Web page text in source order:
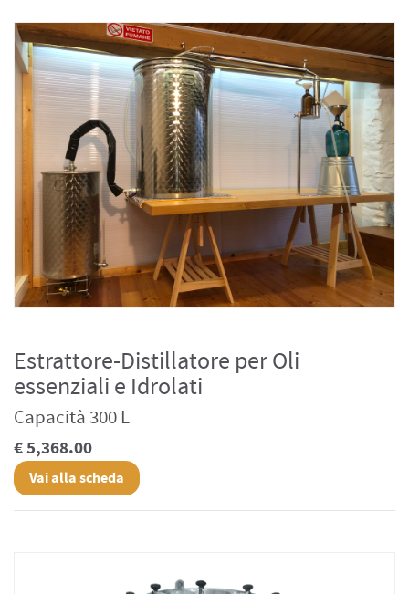
Estrattore-Distillatore per Oli
essenziali e Idrolati
Capacità 300 L
€ 5,368.00
Vai alla scheda